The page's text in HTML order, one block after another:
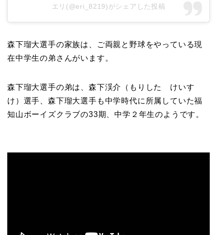
エリ(@eri_8219)がシェアした投稿
森下瑠大選手の家族は、ご両親と野球をやっている現
在中学生の弟さんがいます。
森下瑠大選手の弟は、森下渓介（もりした けいす
け）選手、森下瑠大選手も中学時代に所属していた福
知山ボーイズクラブの33期、中学２年生のようです。